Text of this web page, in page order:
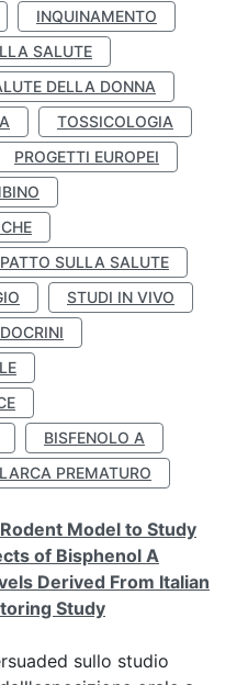
INQUINAMENTO
SALUTE
DELLA DONNA
TOSSICOLOGIA
PROGETTI EUROPEI
SULLA SALUTE
STUDI IN VIVO
BISFENOLO A
PREMATURO
Model to Study
of Bisphenol A
Derived From Italian
Study
sullo studio